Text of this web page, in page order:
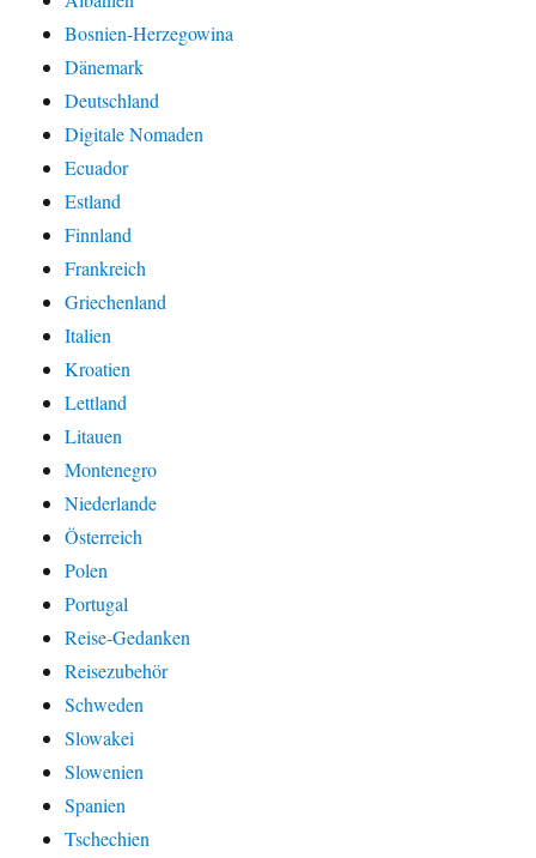
Bosnien-Herzegowina
Dänemark
Deutschland
Digitale Nomaden
Ecuador
Estland
Finnland
Frankreich
Griechenland
Italien
Kroatien
Lettland
Litauen
Montenegro
Niederlande
Österreich
Polen
Portugal
Reise-Gedanken
Reisezubehör
Schweden
Slowakei
Slowenien
Spanien
Tschechien